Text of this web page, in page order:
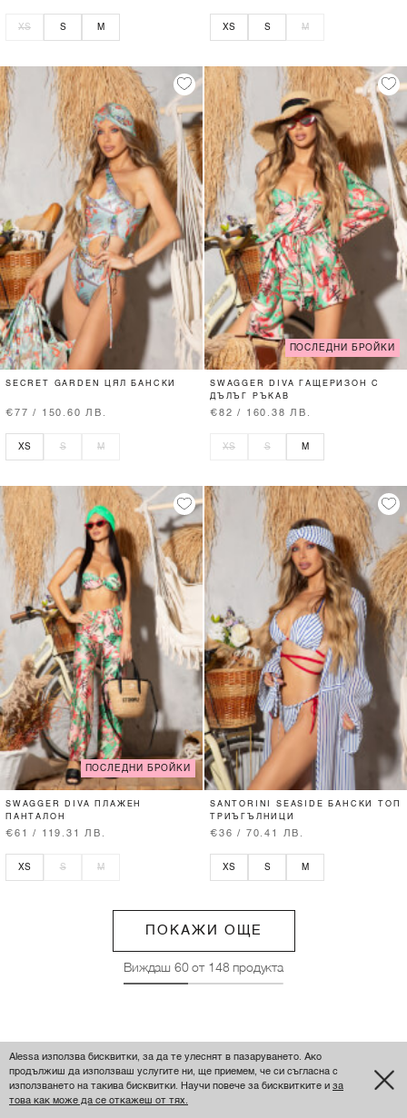
XS S M XS S M
SECRET GARDEN ЦЯЛ БАНСКИ
€77 / 150.60 ЛВ.
XS S M
ПОСЛЕДНИ БРОЙКИ
SWAGGER DIVA ГАЩЕРИЗОН С
ДЪЛЪГ РЪКАВ
€82 / 160.38 ЛВ.
XS S M
ПОСЛЕДНИ БРОЙКИ
SWAGGER DIVA ПЛАЖЕН
ПАНТАЛОН
€61 / 119.31 ЛВ.
XS S M
SANTORINI SEASIDE БАНСКИ ТОП
ТРИЪГЪЛНИЦИ
€36 / 70.41 ЛВ.
XS S M
ПОКАЖИ ОЩЕ
Виждаш 60от 148 продукта
Alessa използва бисквитки, за да те улеснят в пазаруването. Ако
продължиш да използваш услугите ни, ще приемем, че си съгласна с
използването на такива бисквитки. Научи повече за бисквитките и за
това как може да се откажеш от тях.